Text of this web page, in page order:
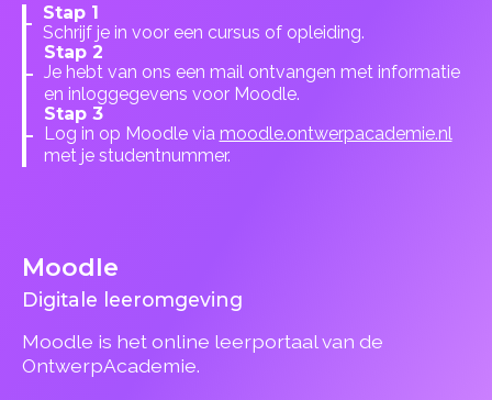
Stap 1
Schrijf je in voor een cursus of opleiding.
Stap 2
Je hebt van ons een mail ontvangen met informatie
en inloggegevens voor Moodle.
Stap 3
Log in op Moodle via moodle.ontwerpacademie.nl
met je studentnummer.
Moodle
Digitale leeromgeving
Moodle is het online leerportaal van de
OntwerpAcademie.